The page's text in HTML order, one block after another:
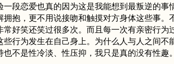
一段恋爱也真的因为这是我能想到最叛逆的
拥抱，更不用说接吻和触摸对方身体这些事
常好笑还笑过很多次。而且每一次有亲密行
些行为发生在自己身上。为什么人与人之间
不是性冷淡、性压抑，我只是真的没有性趣。